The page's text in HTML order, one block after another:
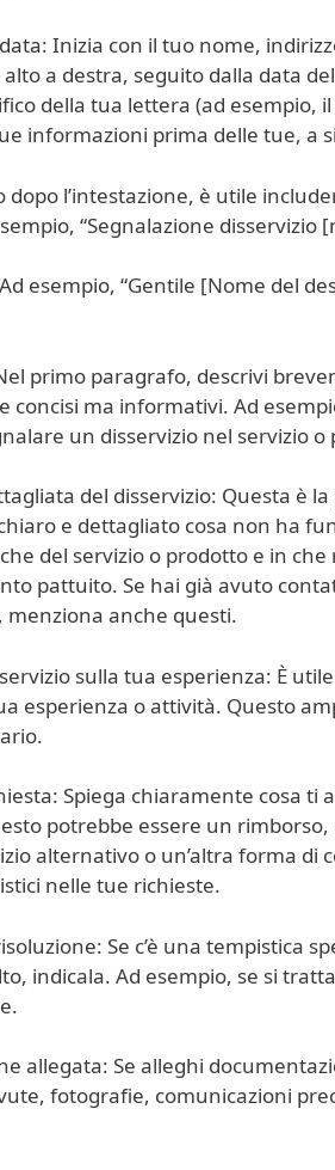
Inizia con il tuo nome,
a destra, seguito dalla data
della tua lettera (ad esempio,
informazioni prima delle tue, a
dopo l’intestazione, è utile
“Segnalazione disservizio
esempio, “Gentile [Nome del
primo paragrafo, descrivi
concisi ma informativi. Ad
un disservizio nel servizio
del disservizio: Questa è
e dettagliato cosa non ha
del servizio o prodotto e in
pattuito. Se hai già avuto
menziona anche questi.
sulla tua esperienza: È
esperienza o attività. Questo
Spiega chiaramente cosa ti
potrebbe essere un
alternativo o un’altra forma di
nelle tue richieste.
Se c’è una tempistica
indicala. Ad esempio, se si
allegata: Se alleghi
fotografie, comunicazioni